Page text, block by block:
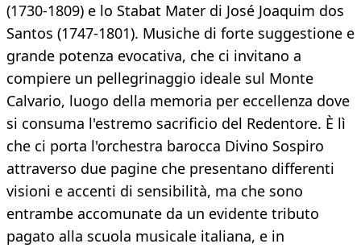
(1730-1809) e lo Stabat Mater di José Joaquim dos
Santos (1747-1801). Musiche di forte suggestione e
grande potenza evocativa, che ci invitano a
compiere un pellegrinaggio ideale sul Monte
Calvario, luogo della memoria per eccellenza dove
si consuma l'estremo sacrificio del Redentore. È lì
che ci porta l'orchestra barocca Divino Sospiro
attraverso due pagine che presentano differenti
visioni e accenti di sensibilità, ma che sono
entrambe accomunate da un evidente tributo
pagato alla scuola musicale italiana, e in